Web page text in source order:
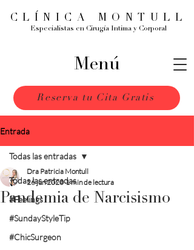
Reserva tu Cita Gratis
CLÍNICA MONTULL
Especialistas en Cirugía Intima y Corporal
Menú
Entrada
Todas las entradas
#Feelings
#SundayStyleTip
#ChicSurgeon
Todas las entradas
Pandemia de Narcisismo
Dra Patricia Montull
26 jun 2020 1 min de lectura